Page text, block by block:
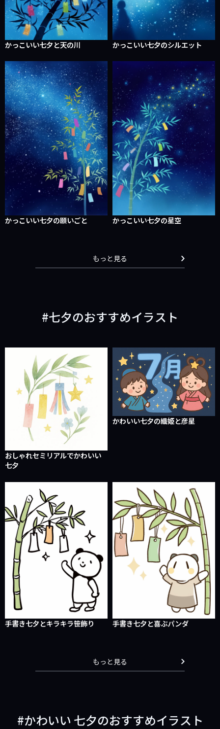
かっこいい七夕と天の川 かっこいい七夕のシルエット
かっこいい七夕の願いごと かっこいい七夕の星空
もっと見る
七夕のおすすめイラスト
おしゃれセミリアルでかわいい
七夕
かわいい七夕の織姫と彦星
手書き七夕とキラキラ笹飾り 手書き七夕と喜ぶパンダ
もっと見る
かわいい 七夕のおすすめイラスト